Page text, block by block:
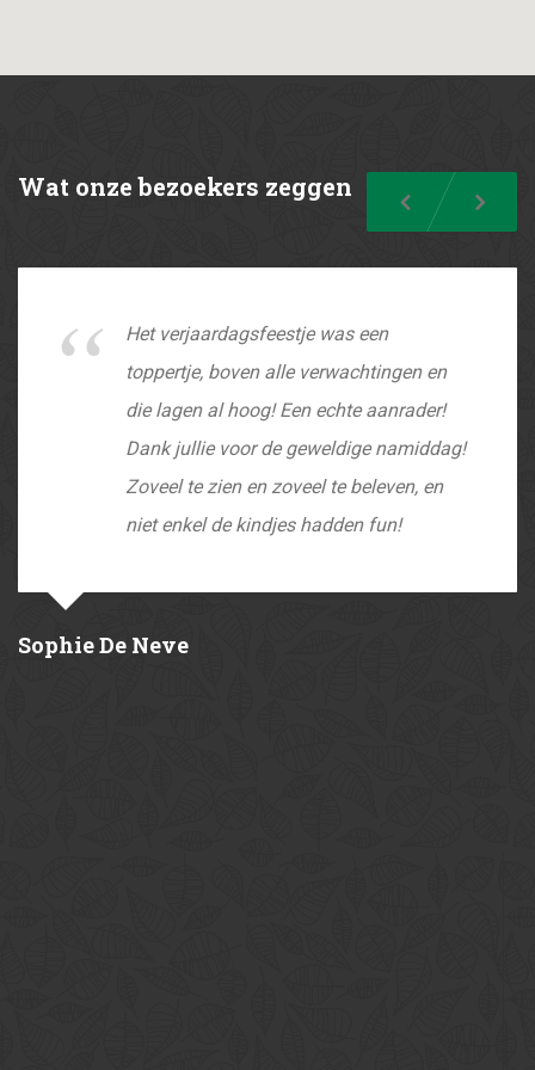
Previous
Wat onze bezoekers zeggen
Het verjaardagsfeestje was een
toppertje, boven alle verwachtingen en
die lagen al hoog! Een echte aanrader!
Dank jullie voor de geweldige namiddag!
Zoveel te zien en zoveel te beleven, en
niet enkel de kindjes hadden fun!
Sophie De Neve